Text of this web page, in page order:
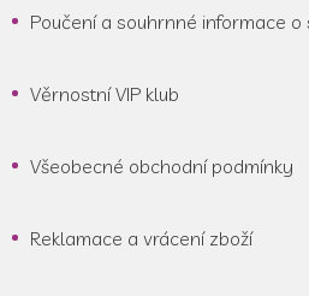
Poučení a souhrnné informace o
Věrnostní VIP klub
Všeobecné obchodní podmínky
Reklamace a vrácení zboží